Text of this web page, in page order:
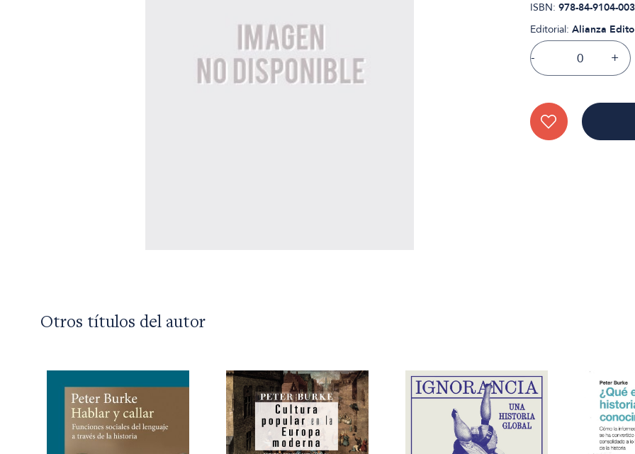
ISBN: 978-84-9104-
Editorial: Alianza
- +
Otros títulos del autor